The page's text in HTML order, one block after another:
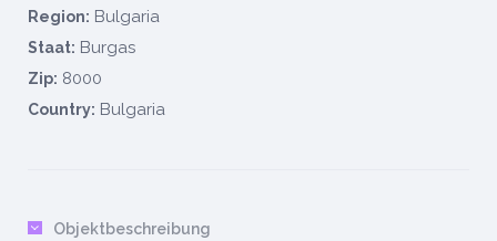
Region: Bulgaria
Staat: Burgas
Zip: 8000
Country: Bulgaria
Objektbeschreibung